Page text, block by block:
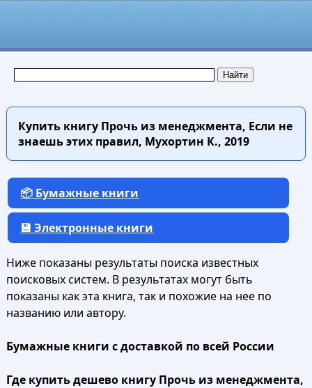
Купить книгуПрочь из менеджмента, Если не
знаешь этих правил, Мухортин К., 2019
📦 Бумажные книги
💾 Электронные книги
Ниже показаны результаты поиска известных
поисковых систем. В результатах могут быть
показаны как эта книга, так и похожие на нее по
названию или автору.
Бумажные книги с доставкой по всей России
Где купить дешево книгу Прочь из менеджмента,